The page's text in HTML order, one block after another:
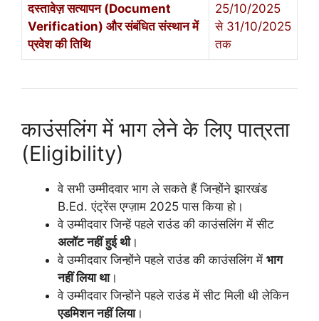
दस्तावेज़ सत्यापन (Document
Verification) और संबंधित संस्थान में
प्रवेश की तिथि
25/10/2025
से 31/10/2025
तक
काउंसलिंग में भाग लेने के लिए पात्रता
(Eligibility)
वे सभी उम्मीदवार भाग ले सकते हैं जिन्होंने झारखंड
B.Ed. एंट्रेंस एग्ज़ाम 2025 पास किया हो।
वे उम्मीदवार जिन्हें पहले राउंड की काउंसलिंग में सीट
अलॉट नहीं हुई थी।
वे उम्मीदवार जिन्होंने पहले राउंड की काउंसलिंग में भाग
नहीं लिया था।
वे उम्मीदवार जिन्होंने पहले राउंड में सीट मिली थी लेकिन
एडमिशन नहीं लिया।